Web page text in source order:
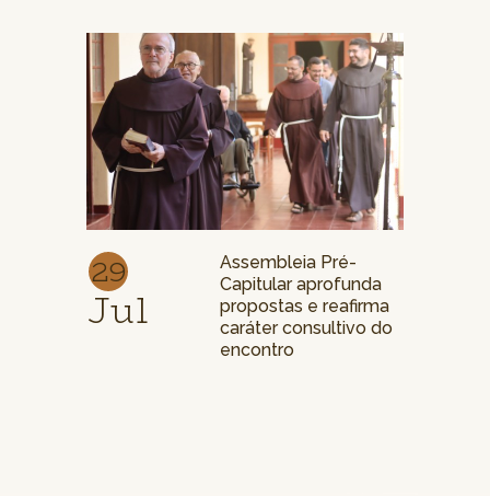
29
Jul
Assembleia Pré-
Capitular aprofunda
propostas e reafirma
caráter consultivo do
encontro